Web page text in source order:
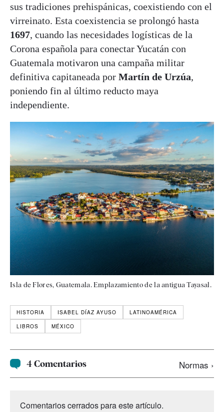
sus tradiciones prehispánicas, coexistiendo con el
virreinato. Esta coexistencia se prolongó hasta
1697, cuando las necesidades logísticas de la
Corona española para conectar Yucatán con
Guatemala motivaron una campaña militar
definitiva capitaneada por Martín de Urzúa,
poniendo fin al último reducto maya
independiente.
Isla de Flores, Guatemala. Emplazamiento de la antigua Tayasal.
HISTORIA ISABEL DÍAZ AYUSO
LATINOAMÉRICA
LIBROS
MÉXICO
4 Comentarios Normas ›
Comentarios cerrados para este artículo.